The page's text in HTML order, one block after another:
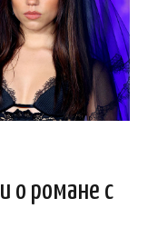
о романе с